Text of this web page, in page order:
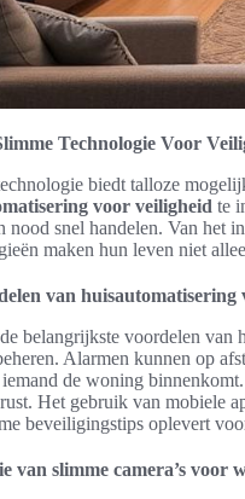
Technologie Voor
biedt talloze
voor veiligheid te
nood snel handelen. Van het
maken hun leven niet
van huisautomatisering
belangrijkste voordelen van
Alarmen kunnen op
de woning
Het gebruik van mobiele
beveiligingstips oplevert
van slimme camera’s voor